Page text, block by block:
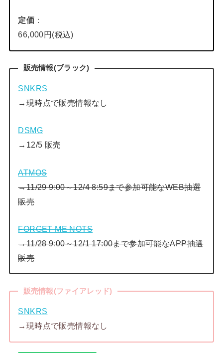
定価 ：
66,000円(税込)
販売情報(ブラック)
SNKRS
→現時点で販売情報なし
DSMG
→12/5 販売
ATMOS
→11/29 9:00～12/4 8:59まで参加可能なWEB抽選
販売
FORGET ME NOTS
→11/28 9:00～12/1 17:00まで参加可能なAPP抽選
販売
販売情報(ファイアレッド)
SNKRS
→現時点で販売情報なし